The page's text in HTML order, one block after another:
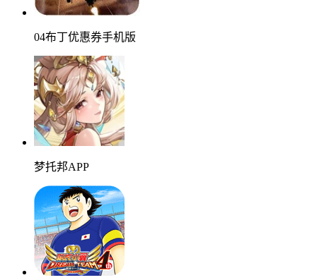
04布丁优惠券手机版
梦托邦APP